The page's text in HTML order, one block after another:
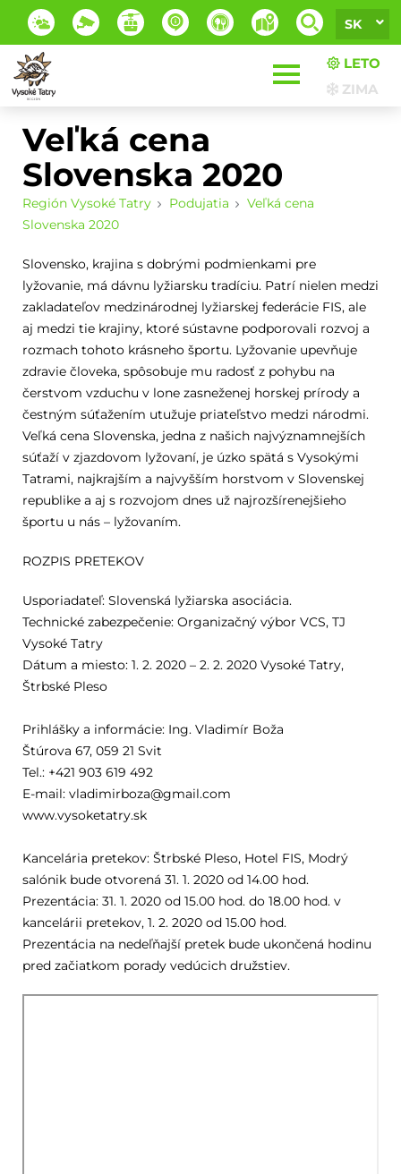
SK
LETO
ZIMA
Veľká cena
Slovenska 2020
Región Vysoké Tatry Podujatia
Veľká cena
Slovenska 2020
Slovensko, krajina s dobrými podmienkami pre
lyžovanie, má dávnu lyžiarsku tradíciu. Patrí nielen medzi
zakladateľov medzinárodnej lyžiarskej federácie FIS, ale
aj medzi tie krajiny, ktoré sústavne podporovali rozvoj a
rozmach tohoto krásneho športu. Lyžovanie upevňuje
zdravie človeka, spôsobuje mu radosť z pohybu na
čerstvom vzduchu v lone zasneženej horskej prírody a
čestným súťažením utužuje priateľstvo medzi národmi.
Veľká cena Slovenska, jedna z našich najvýznamnejších
súťaží v zjazdovom lyžovaní, je úzko spätá s Vysokými
Tatrami, najkrajším a najvyšším horstvom v Slovenskej
republike a aj s rozvojom dnes už najrozšírenejšieho
športu u nás – lyžovaním.
ROZPIS PRETEKOV
Usporiadateľ: Slovenská lyžiarska asociácia.
Technické zabezpečenie: Organizačný výbor VCS, TJ
Vysoké Tatry
Dátum a miesto: 1. 2. 2020 – 2. 2. 2020 Vysoké Tatry,
Štrbské Pleso
Prihlášky a informácie: Ing. Vladimír Boža
Štúrova 67, 059 21 Svit
Tel.: +421 903 619 492
E-mail: vladimirboza@gmail.com
www.vysoketatry.sk
Kancelária pretekov: Štrbské Pleso, Hotel FIS, Modrý
salónik bude otvorená 31. 1. 2020 od 14.00 hod.
Prezentácia: 31. 1. 2020 od 15.00 hod. do 18.00 hod. v
kancelárii pretekov, 1. 2. 2020 od 15.00 hod.
Prezentácia na nedeľňajší pretek bude ukončená hodinu
pred začiatkom porady vedúcich družstiev.